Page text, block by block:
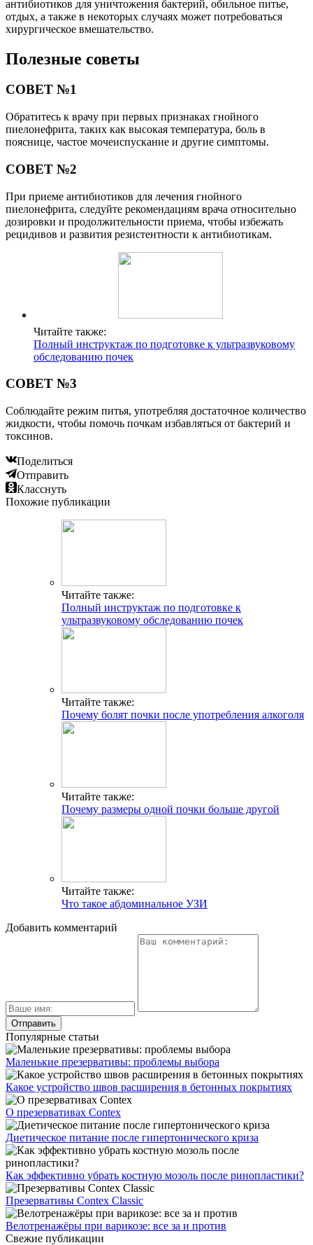
антибиотиков для уничтожения бактерий, обильное питье,
отдых, а также в некоторых случаях может потребоваться
хирургическое вмешательство.
Полезные советы
СОВЕТ №1
Обратитесь к врачу при первых признаках гнойного
пиелонефрита, таких как высокая температура, боль в
пояснице, частое мочеиспускание и другие симптомы.
СОВЕТ №2
При приеме антибиотиков для лечения гнойного
пиелонефрита, следуйте рекомендациям врача относительно
дозировки и продолжительности приема, чтобы избежать
рецидивов и развития резистентности к антибиотикам.
Читайте также:
Полный инструктаж по подготовке к ультразвуковому
обследованию почек
СОВЕТ №3
Соблюдайте режим питья, употребляя достаточное количество
жидкости, чтобы помочь почкам избавляться от бактерий и
токсинов.
Поделиться
Отправить
Класснуть
Похожие публикации
Читайте также:
Полный инструктаж по подготовке к
ультразвуковому обследованию почек
Читайте также:
Почему болят почки после употребления алкоголя
Читайте также:
Почему размеры одной почки больше другой
Читайте также:
Что такое абдоминальное УЗИ
Добавить комментарий
Популярные статьи
Маленькие презервативы: проблемы выбора
Какое устройство швов расширения в бетонных покрытиях
О презервативах Contex
Диетическое питание после гипертонического криза
Как эффективно убрать костную мозоль после ринопластики?
Презервативы Contex Classic
Велотренажёры при варикозе: все за и против
Свежие публикации